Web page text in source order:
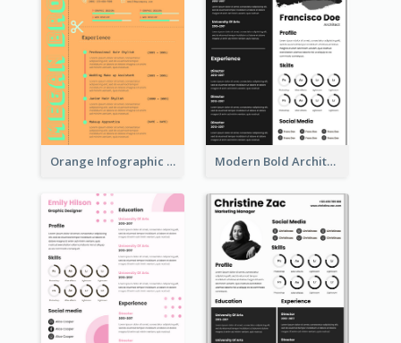
Orange Infographic Consultant Resume Modern Bold Architect Resume